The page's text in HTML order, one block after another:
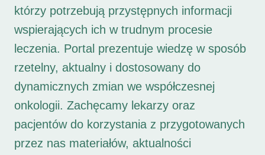
którzy potrzebują przystępnych informacji
wspierających ich w trudnym procesie
leczenia. Portal prezentuje wiedzę w sposób
rzetelny, aktualny i dostosowany do
dynamicznych zmian we współczesnej
onkologii. Zachęcamy lekarzy oraz
pacjentów do korzystania z przygotowanych
przez nas materiałów, aktualności